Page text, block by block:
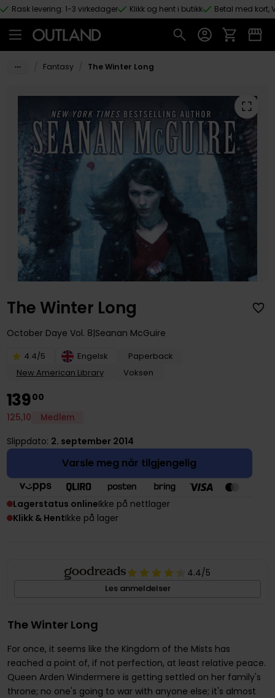
Hopp til hovedinnhold
Rask levering: 1-3 virkedager Klikk og hent i butikk Betal med kort,
Fantasy The Winter Long
The Winter Long
October Daye Vol. 8 Seanan McGuire
4.4/5 Engelsk
Paperback
New American Library
Voksen
13900
125,10 Medlem
Slippdato: 2. september 2014
Varsle meg når tilgjengelig
Lagerstatus onlineIkke på nettlager
Klikk & HentIkke på lager
4.4/5
Les anmeldelser
The Winter Long
For once, it seems like the Kingdom of the Mists has
reached a point of, if not perfection, at least relative peace.
Queen Arden Windermere is getting settled on her family's
throne; no one's going to war with anyone else; it's almost